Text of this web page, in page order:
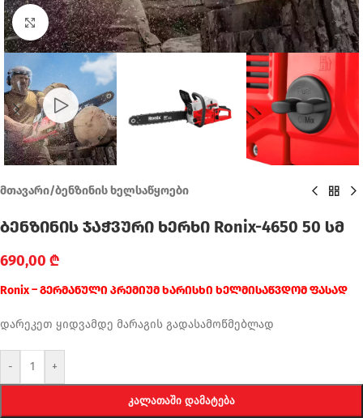
Click to enlarge
მთავარი/ბენზინის ხელსაწყოები
ბენზინის ჯაჭვური ხერხი Ronix-4650 50 სმ
690,00 ₾
Ronix – გერმანული პრემიუმ ხარისხი ხელმისაწვდომ ფასად
დარეკეთ ყიდვამდე მარაგის გადასამოწმებლად
- +
ᲙᲐᲚᲐᲗᲐᲨᲘ ᲓᲐᲛᲐᲢᲔᲑᲐ